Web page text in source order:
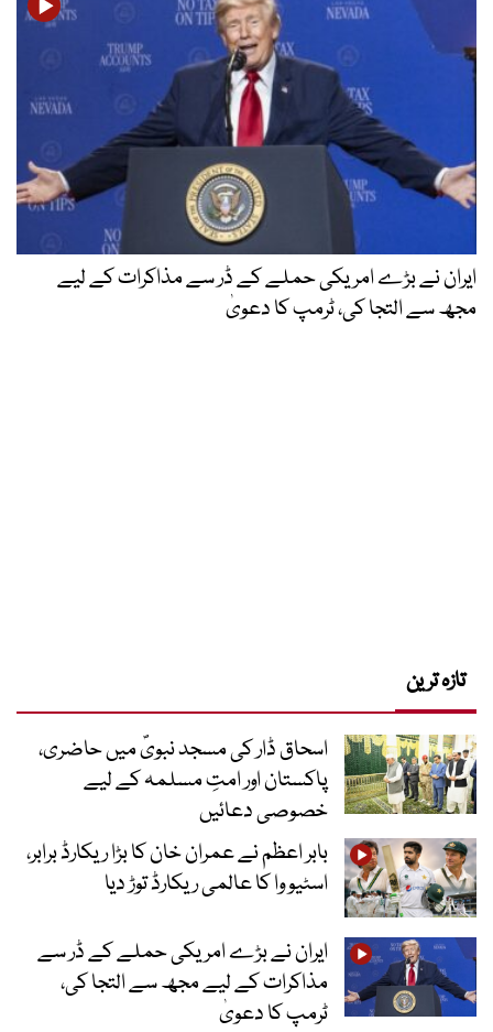
ایران نے بڑے امریکی حملے کے ڈر سے مذاکرات کے لیے
مجھ سے التجا کی، ٹرمپ کا دعویٰ
تازہ ترین
اسحاق ڈار کی مسجد نبویؐ میں حاضری،
پاکستان اور امتِ مسلمہ کے لیے
خصوصی دعائیں
بابر اعظم نے عمران خان کا بڑا ریکارڈ برابر،
اسٹیو وا کا عالمی ریکارڈ توڑ دیا
ایران نے بڑے امریکی حملے کے ڈر سے
مذاکرات کے لیے مجھ سے التجا کی،
ٹرمپ کا دعویٰ